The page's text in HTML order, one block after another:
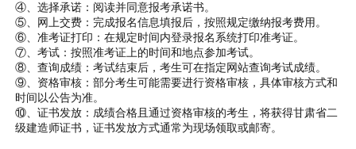
④、选择承诺：阅读并同意报考承诺书。
⑤、网上交费：完成报名信息填报后，按照规定缴纳报考费用。
⑥、准考证打印：在规定时间内登录报名系统打印准考证。
⑦、考试：按照准考证上的时间和地点参加考试。
⑧、查询成绩：考试结束后，考生可在指定网站查询考试成绩。
⑨、资格审核：部分考生可能需要进行资格审核，具体审核方式和
时间以公告为准。
⑩、证书发放：成绩合格且通过资格审核的考生，将获得甘肃省二
级建造师证书，证书发放方式通常为现场领取或邮寄。